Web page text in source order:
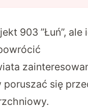
903 ”Łuń”, ale
poruszać się